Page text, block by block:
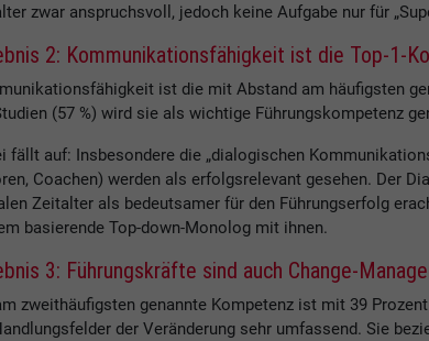
zwar anspruchsvoll, jedoch keine Aufgabe nur für
2: Kommunikationsfähigkeit ist die Top-1-
ist die mit Abstand am häufigsten
(57 %) wird sie als wichtige Führungskompetenz
fällt auf: Insbesondere die „dialogischen
Coachen) werden als erfolgsrelevant gesehen. Der
Zeitalter als bedeutsamer für den Führungserfolg
basierende Top-down-Monolog mit ihnen.
3: Führungskräfte sind auch Change-
zweithäufigsten genannte Kompetenz ist mit 39
der Veränderung sehr umfassend. Sie